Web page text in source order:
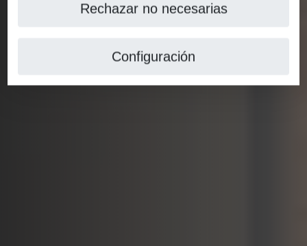
Rechazar no necesarias
Configuración